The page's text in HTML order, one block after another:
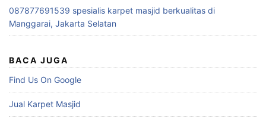
087877691539 spesialis karpet masjid berkualitas di
Manggarai, Jakarta Selatan
BACA JUGA
Find Us On Google
Jual Karpet Masjid